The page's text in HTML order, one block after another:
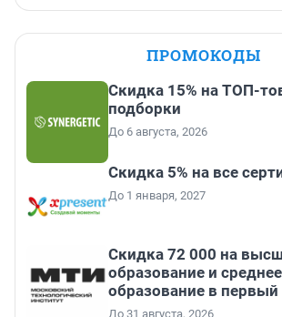
ПРОМОКОДЫ
Скидка 15% на ТОП-
подборки
До 6 августа, 2026
Скидка 5% на все
До 1 января, 2027
Скидка 72 000 на
образование и
образование в первый
До 31 августа, 2026